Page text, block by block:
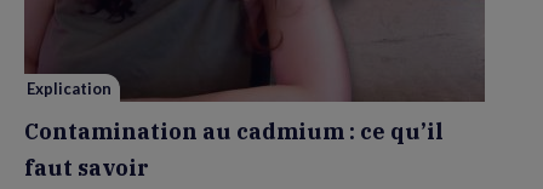
savoir
Explication
Contamination au cadmium : ce qu’il
faut savoir